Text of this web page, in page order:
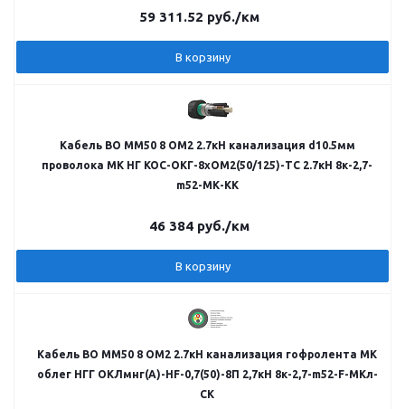
59 311.52 руб./км
В корзину
Кабель ВО MM50 8 OM2 2.7кН канализация d10.5мм
проволока МК НГ КОС-ОКГ-8хОМ2(50/125)-ТС 2.7кН 8к-2,7-
m52-МК-КК
46 384 руб./км
В корзину
Кабель ВО MM50 8 OM2 2.7кН канализация гофролента МК
облег НГГ ОКЛмнг(А)-HF-0,7(50)-8П 2,7кН 8к-2,7-m52-F-МКл-
CK